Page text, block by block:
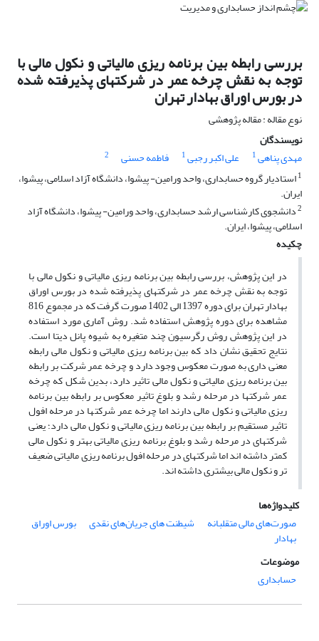
بررسی رابطه بین برنامه ریزی مالیاتی و نکول مالی با
توجه به نقش چرخه عمر در شرکتهای پذیرفته شده
در بورس اوراق بهادار تهران
نوع مقاله : مقاله پژوهشی
نویسندگان
مهدی پناهی1 علی اکبر رجبی1 فاطمه حسنی
2
1استادیار گروه حسابداری، واحد ورامین- پیشوا، دانشگاه آزاد اسلامی، پیشوا،
ایران.
2دانشجوی کارشناسی ارشد حسابداری، واحد ورامین- پیشوا، دانشگاه آزاد
اسلامی، پیشوا، ایران.
چکیده
در این پژوهش، بررسی رابطه بین برنامه ریزی مالیاتی و نکول مالی با
توجه به نقش چرخه عمر در شرکتهای پذیرفته شده در بورس اوراق
بهادار تهران برای دوره 1397 الی 1402 صورت گرفت که در مجموع 816
مشاهده برای دوره پژوهش استفاده شد. روش آماری مورد استفاده
در این پژوهش روش رگرسیون چند متغیره به شیوه پانل دیتا است.
نتایج تحقیق نشان داد که بین برنامه ریزی مالیاتی و نکول مالی رابطه
معنی داری به صورت معکوس وجود دارد و چرخه عمر شرکت بر رابطه
بین برنامه ریزی مالیاتی و نکول مالی تاثیر دارد، بدین شکل که چرخه
عمر شرکتها در مرحله رشد و بلوغ تاثیر معکوس بر رابطه بین برنامه
ریزی مالیاتی و نکول مالی دارند اما چرخه عمر شرکتها در مرحله افول
تاثیر مستقیم بر رابطه بین برنامه ریزی مالیاتی و نکول مالی دارد؛ یعنی
شرکتهای در مرحله رشد و بلوغ برنامه ریزی مالیاتی بهتر و نکول مالی
کمتر داشته اند اما شرکتهای در مرحله افول برنامه ریزی مالیاتی ضعیف
تر و نکول مالی بیشتری داشته اند.
کلیدواژه‌ها
صورت‌های مالی متقلبانه
شیطنت های جریان‌های نقدی بورس اوراق
بهادار
موضوعات
حسابداری